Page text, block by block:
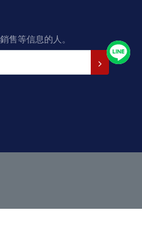
售等信息的人。